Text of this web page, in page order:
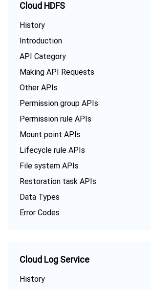
Cloud HDFS
History
Introduction
API Category
Making API Requests
Other APIs
Permission group APIs
Permission rule APIs
Mount point APIs
Lifecycle rule APIs
File system APIs
Restoration task APIs
Data Types
Error Codes
Cloud Log Service
History